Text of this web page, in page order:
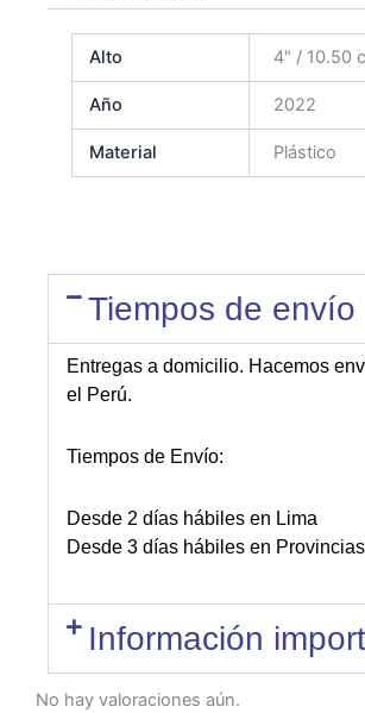
Alto 4" / 10.50
Año 2022
Material Plástico
Tiempos de envío
Entregas a domicilio. Hacemos
el Perú.
Tiempos de Envío:
Desde 2 días hábiles en Lima
Desde 3 días hábiles en Provincias
Información
No hay valoraciones aún.